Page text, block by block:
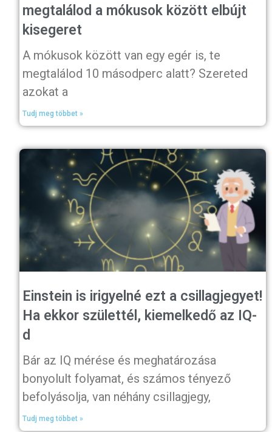
megtalálod a mókusok között elbújt
kisegeret
A mókusok között van egy egér is, te
megtalálod 10 másodperc alatt? Szereted
azokat a
Tudj meg többet »
Einstein is irigyelné ezt a csillagjegyet!
Ha ekkor születtél, kiemelkedő az IQ-
d
Bár az IQ mérése és meghatározása
bonyolult folyamat, és számos tényező
befolyásolja, van néhány csillagjegy,
Tudj meg többet »